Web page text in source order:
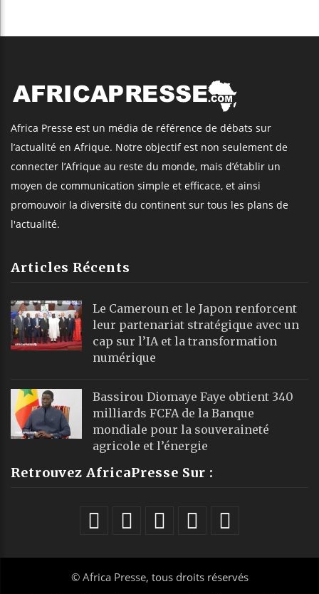
Africa Presse est un média de référence de débats sur
l’actualité en Afrique. Notre objectif est non seulement de
connecter l’Afrique au reste du monde, mais d’établir un
moyen de communication simple et efficace, et ainsi
promouvoir la diversité du continent sur tous les plans de
l'actualité.
Articles Récents
Le Cameroun et le Japon renforcent
leur partenariat stratégique avec un
cap sur l’IA et la transformation
numérique
Bassirou Diomaye Faye obtient 340
milliards FCFA de la Banque
mondiale pour la souveraineté
agricole et l’énergie
Retrouvez AfricaPresse Sur :
© Africa Presse, tous droits réservés